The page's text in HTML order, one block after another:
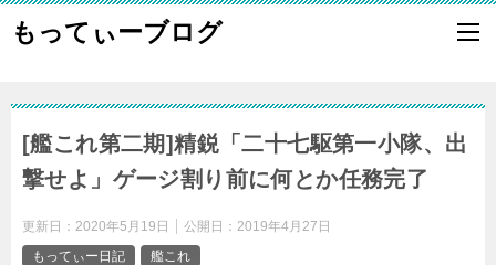
もってぃーブログ
[艦これ第二期]精鋭「二十七駆第一小隊、出
撃せよ」ゲージ割り前に何とか任務完了
更新日： 2020年5月19日 公開日： 2019年4月27日
もってぃー日記
艦これ